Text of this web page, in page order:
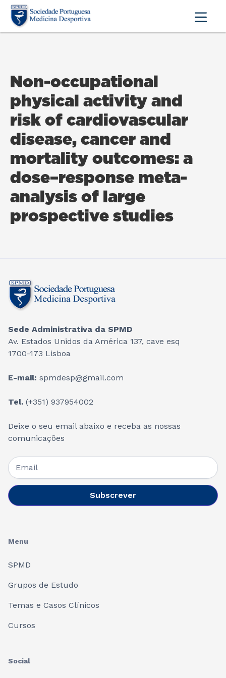
Non-occupational
physical activity and
risk of cardiovascular
disease, cancer and
mortality outcomes: a
dose–response meta-
analysis of large
prospective studies
Sede Administrativa da SPMD
Av. Estados Unidos da América 137, cave esq
1700-173 Lisboa
E-mail: spmdesp@gmail.com
Tel. (+351) 937954002
Deixe o seu email abaixo e receba as nossas
comunicações
Menu
SPMD
Grupos de Estudo
Temas e Casos Clínicos
Cursos
Social